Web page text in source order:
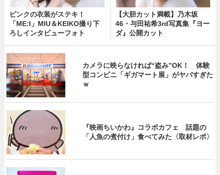
ピンクの衣装がステキ！
「ME:I」MIU＆KEIKO撮り下
ろしインタビューフォト
【大胆カット満載】乃木坂
46・与田祐希3rd写真集『ヨー
ダ』公開カット
カメラに映らなければ“盗み”OK！ 体験
型コンビニ「ギガマート展」がヤバすぎた
ｗ
『映画ちいかわ』コラボカフェ 話題の
「人魚の煮付け」食べてみた〈取材レポ〉